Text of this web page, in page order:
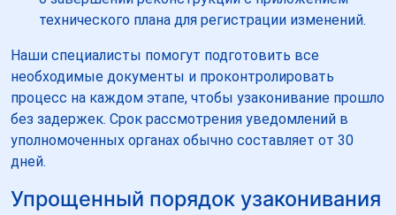
технического плана для регистрации изменений.
Наши специалисты помогут подготовить все
необходимые документы и проконтролировать
процесс на каждом этапе, чтобы узаконивание прошло
без задержек. Срок рассмотрения уведомлений в
уполномоченных органах обычно составляет от 30
дней.
Упрощенный порядок узаконивания